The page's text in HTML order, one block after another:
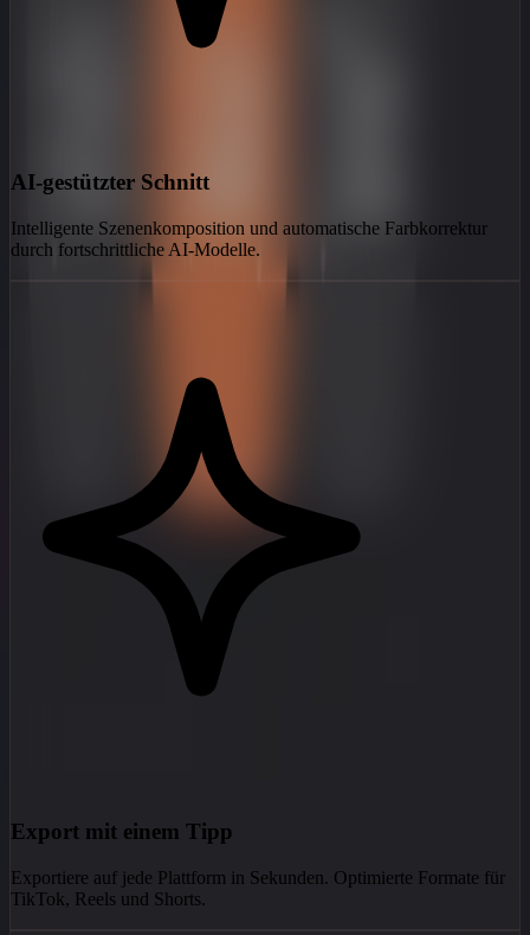
AI-gestützter Schnitt
Intelligente Szenenkomposition und automatische Farbkorrektur
durch fortschrittliche AI-Modelle.
Export mit einem Tipp
Exportiere auf jede Plattform in Sekunden. Optimierte Formate für
TikTok, Reels und Shorts.